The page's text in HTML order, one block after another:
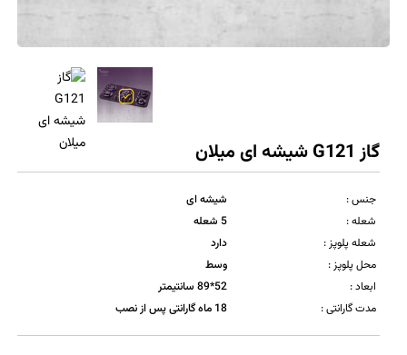
گاز G121 شیشه ای میلان
جنس :
شیشه ای
شعله :
5 شعله
شعله پلوپز :
دارد
محل پلوپز :
وسط
ابعاد :
52*89 سانتیمتر
مدت گارانتی :
18 ماه گارانتی پس از نصب